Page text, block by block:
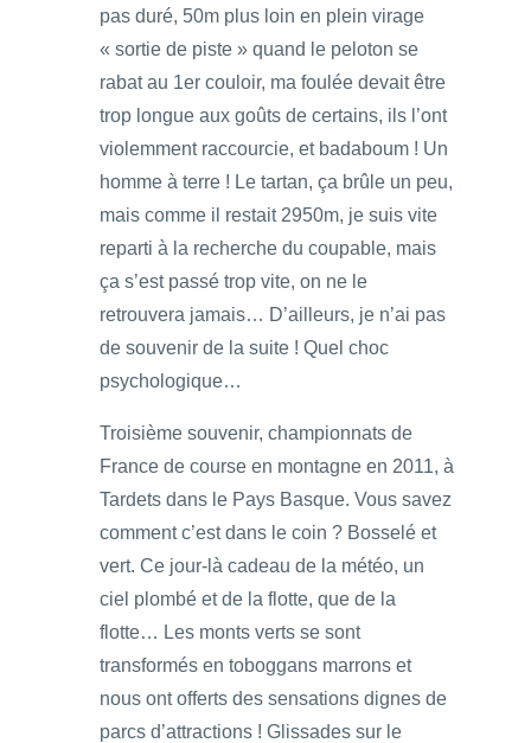
pas duré, 50m plus loin en plein virage
« sortie de piste » quand le peloton se
rabat au 1er couloir, ma foulée devait être
trop longue aux goûts de certains, ils l’ont
violemment raccourcie, et badaboum ! Un
homme à terre ! Le tartan, ça brûle un peu,
mais comme il restait 2950m, je suis vite
reparti à la recherche du coupable, mais
ça s’est passé trop vite, on ne le
retrouvera jamais… D’ailleurs, je n’ai pas
de souvenir de la suite ! Quel choc
psychologique…
Troisième souvenir, championnats de
France de course en montagne en 2011, à
Tardets dans le Pays Basque. Vous savez
comment c’est dans le coin ? Bosselé et
vert. Ce jour-là cadeau de la météo, un
ciel plombé et de la flotte, que de la
flotte… Les monts verts se sont
transformés en toboggans marrons et
nous ont offerts des sensations dignes de
parcs d’attractions ! Glissades sur le